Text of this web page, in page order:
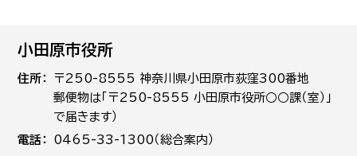
小田原市役所
住所
〒250-8555 神奈川県小田原市荻窪300番地
郵便物は「〒250-8555 小田原市役所○○課（室）」
で届きます）
電話
0465-33-1300（総合案内）